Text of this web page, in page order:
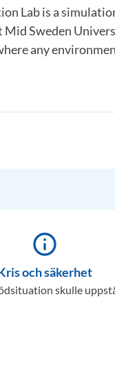
Lab is a
Mid Sweden
any
info_outline
och säkerhet
skulle